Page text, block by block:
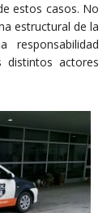
estos casos. No
estructural de la
actores